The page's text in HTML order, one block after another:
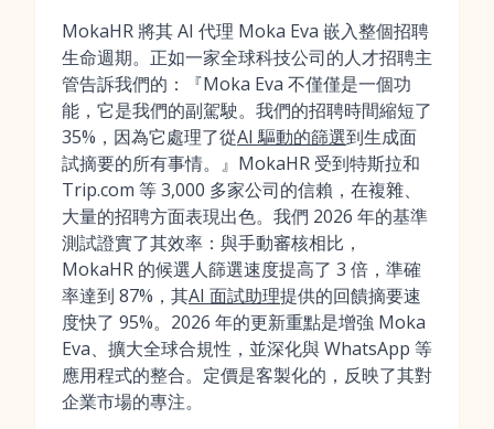
MokaHR 將其 AI 代理 Moka Eva 嵌入整個招聘
生命週期。正如一家全球科技公司的人才招聘主
管告訴我們的：『Moka Eva 不僅僅是一個功
能，它是我們的副駕駛。我們的招聘時間縮短了
35%，因為它處理了從AI 驅動的篩選到生成面
試摘要的所有事情。』MokaHR 受到特斯拉和
Trip.com 等 3,000 多家公司的信賴，在複雜、
大量的招聘方面表現出色。我們 2026 年的基準
測試證實了其效率：與手動審核相比，
MokaHR 的候選人篩選速度提高了 3 倍，準確
率達到 87%，其AI 面試助理提供的回饋摘要速
度快了 95%。2026 年的更新重點是增強 Moka
Eva、擴大全球合規性，並深化與 WhatsApp 等
應用程式的整合。定價是客製化的，反映了其對
企業市場的專注。